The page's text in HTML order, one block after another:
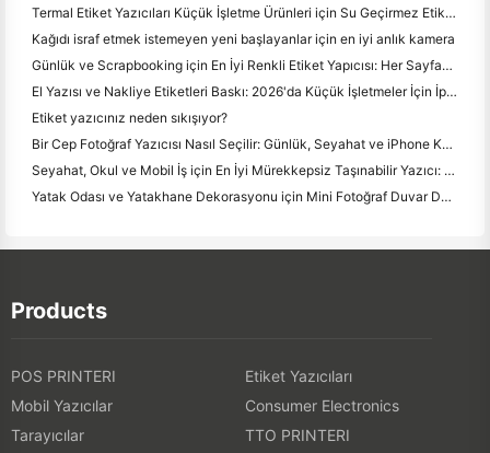
Termal Etiket Yazıcıları Küçük İşletme Ürünleri için Su Geçirmez Etiketler Yapabilir mi?
Kağıdı israf etmek istemeyen yeni başlayanlar için en iyi anlık kamera
Günlük ve Scrapbooking için En İyi Renkli Etiket Yapıcısı: Her Sayfaya Daha Fazla Renk Ekle
El Yazısı ve Nakliye Etiketleri Baskı: 2026'da Küçük İşletmeler İçin İpuçları
Etiket yazıcınız neden sıkışıyor?
Bir Cep Fotoğraf Yazıcısı Nasıl Seçilir: Günlük, Seyahat ve iPhone Kullanıcıları için Tam Bir Kılavuz
Seyahat, Okul ve Mobil İş için En İyi Mürekkepsiz Taşınabilir Yazıcı: Hanin MT620 Pro İnceleme
Yatak Odası ve Yatakhane Dekorasyonu için Mini Fotoğraf Duvar Düzenleme Fikirleri ve İpuçları
Products
POS PRINTERI
Etiket Yazıcıları
Mobil Yazıcılar
Consumer Electronics
Tarayıcılar
TTO PRINTERI